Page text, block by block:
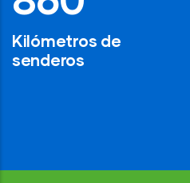
Kilómetros de
senderos